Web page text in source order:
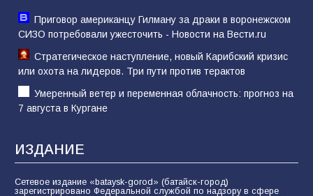
Приговор американцу Гилману за драки в воронежском
СИЗО потребовали ужесточить - Новости на Вести.ru
Стратегическое наступление, новый Карибский кризис
или охота на лидеров. Три пути против терактов
Умеренный ветер и переменная облачность: прогноз на
7 августа в Кургане
ИЗДАНИЕ
Сетевое издание «bataysk-gorod» (батайск-город)
зарегистрировано Федеральной службой по надзору в сфере